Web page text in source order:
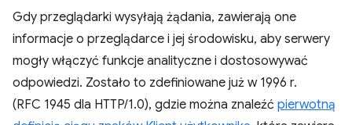
Gdy przeglądarki wysyłają żądania, zawierają one
informacje o przeglądarce i jej środowisku, aby serwery
mogły włączyć funkcje analityczne i dostosowywać
odpowiedzi. Zostało to zdefiniowane już w 1996 r.
(RFC 1945 dla HTTP/1.0), gdzie można znaleźć pierwotną